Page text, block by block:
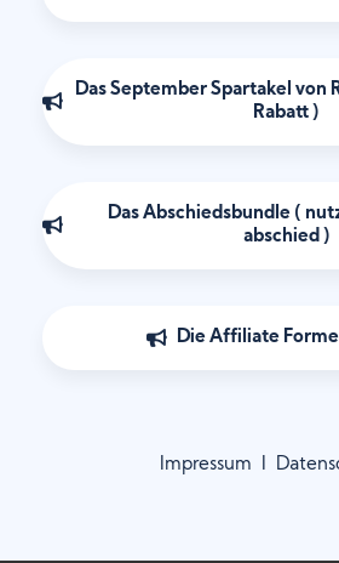
Das September Spartakel von
Rabatt )
Das Abschiedsbundle (
abschied )
Die Affiliate
Impressum